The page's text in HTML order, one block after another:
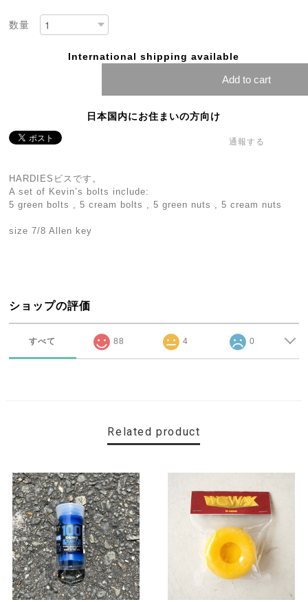
数量
International shipping available
Add to cart
日本国内にお住まいの方向け
通報する
HARDIESビスです。
A set of Kevin’s bolts include:
5 green bolts , 5 cream bolts , 5 green nuts , 5 cream nuts
size 7/8 Allen key
ショップの評価
すべて 88 4 0
Related product